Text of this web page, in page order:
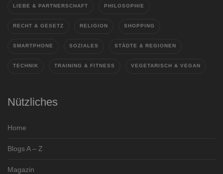
LIEBE & PARTNERSCHAFT PHILOSOPHIE
RECHT & GESETZ RELIGION SHOPPING
SMARTPHONE SOZIALES STÄDTE & REGIONEN
TECHNIK TRAINING & FITNESS VEGETARISCH & VEGAN
Nützliches
Home
Blogs A – Z
Magazin